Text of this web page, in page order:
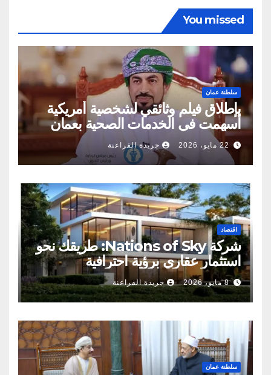
You missed
سلطنة عمان
بإطلاق فيلم وثائقي لشخصية أمريكية
أسهمت في الخدمات الصحية بعمان
22 مايو، 2026 جريدة الفراعنة
اقتصاد
شركة Nations of Sky: طريقك نحو
استثمار عقاري برؤية احترافية
8 مايو، 2026 جريدة الفراعنة
سلطنة عمان